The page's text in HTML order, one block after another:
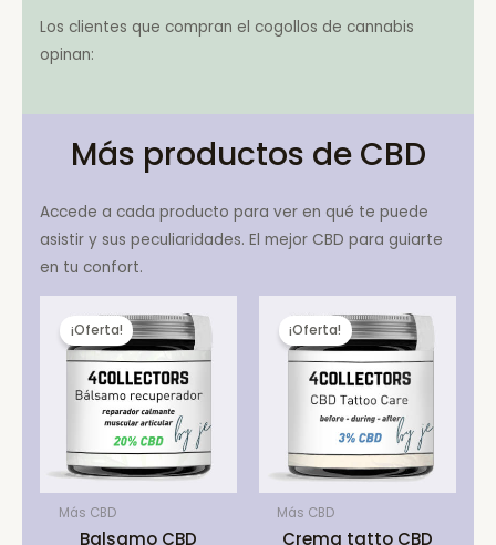
Los clientes que compran el cogollos de cannabis
opinan:
Más productos de CBD
Accede a cada producto para ver en qué te puede
asistir y sus peculiaridades. El mejor CBD para guiarte
en tu confort.
¡Oferta!
Más CBD
Balsamo CBD
¡Oferta!
Más CBD
Crema tatto CBD